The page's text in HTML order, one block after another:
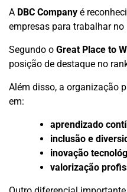
A DBC Company é
empresas para trabalhar no
Segundo o Great Place to
posição de destaque no
Além disso, a organização
em:
aprendizado
inclusão e
inovação
valorização